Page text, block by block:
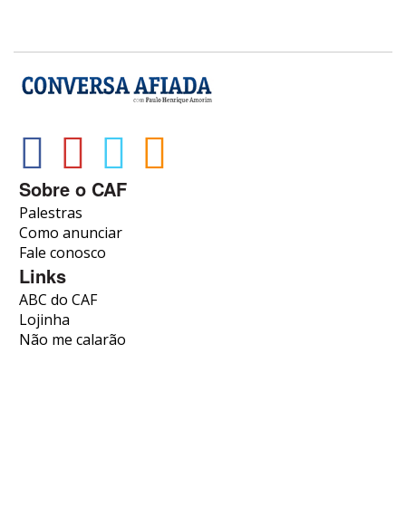
Sobre o CAF
Palestras
Como anunciar
Fale conosco
Links
ABC do CAF
Lojinha
Não me calarão